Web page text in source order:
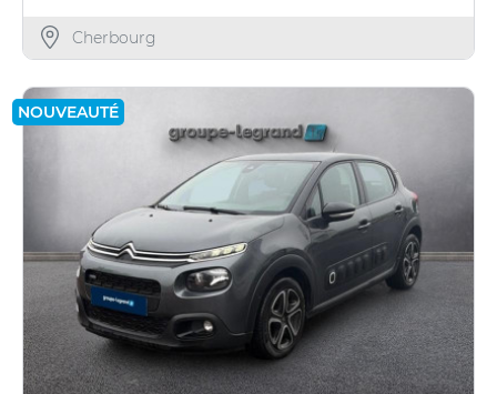
Cherbourg
NOUVEAUTÉ